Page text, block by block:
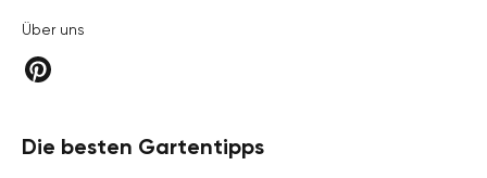
Über uns
Die besten Gartentipps